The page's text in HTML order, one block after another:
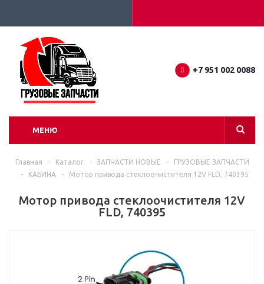
+7 951 002 0088
МЕНЮ
Главная - Каталог - ЗАПЧАСТИ НОВЫЕ -
ГРУЗОВЫЕ ЗАПЧАСТИ
-
КАБИНА - Мотор привода стеклоочистителя 12V FLD, 740395
Мотор привода стеклоочистителя 12V
FLD, 740395